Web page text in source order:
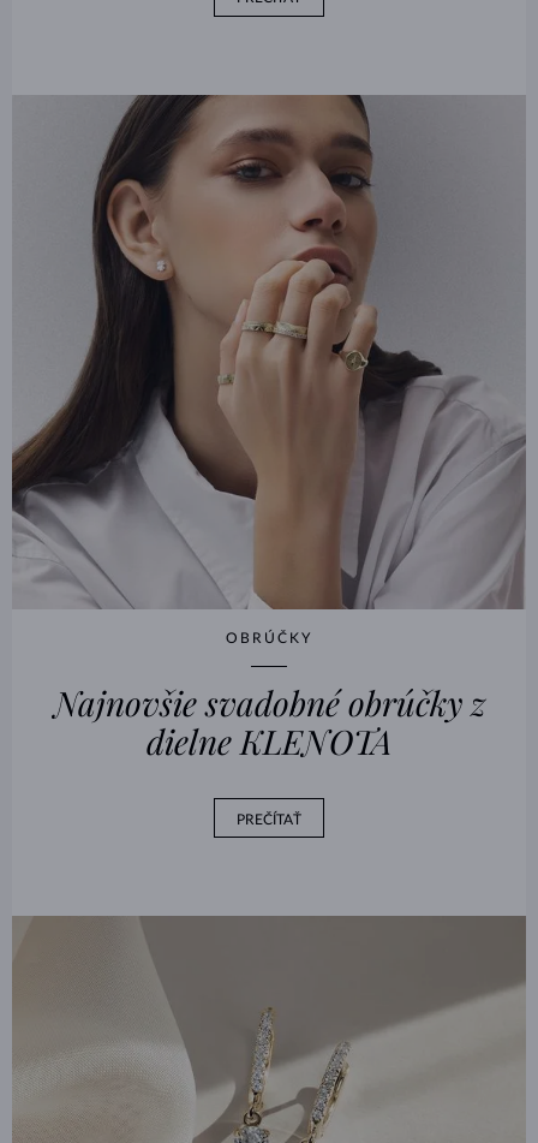
OBRÚČKY
Najnovšie svadobné obrúčky z
dielne KLENOTA
PREČÍTAŤ